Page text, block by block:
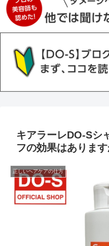
キアラーレDO-Sシ
フの効果はあります
正しいヘアケアの仕方